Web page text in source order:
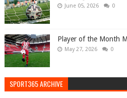
June 05, 2026 0
Player of the Month
May 27, 2026 0
SPORT365 ARCHIVE